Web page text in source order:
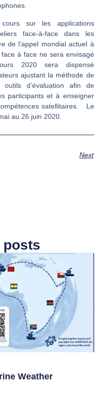
sur les applications
face-à-face dans les
de l’appel mondial actuel à
à face ne sera envisagé
2020 sera dispensé
ajustant la méthode de
d’évaluation afin de
participants et à enseigner
satellitaires. Le
au 26 juin 2020.
Next
posts
Weather